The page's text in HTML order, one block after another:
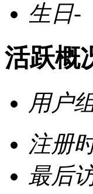
生日-
活跃概
用户
注册
最后